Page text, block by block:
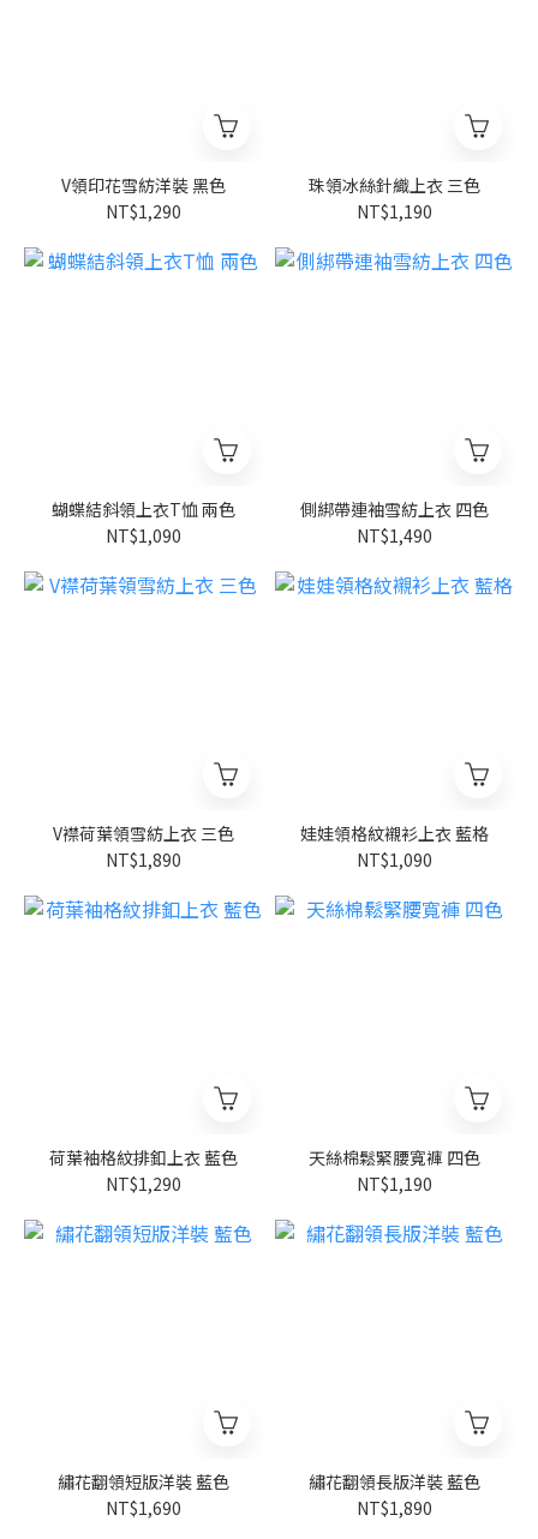
V領印花雪紡洋裝 黑色
NT$1,290
珠領冰絲針織上衣 三色
NT$1,190
蝴蝶結斜領上衣T恤 兩色
NT$1,090
側綁帶連袖雪紡上衣 四色
NT$1,490
V襟荷葉領雪紡上衣 三色
NT$1,890
娃娃領格紋襯衫上衣 藍格
NT$1,090
荷葉袖格紋排釦上衣 藍色
NT$1,290
天絲棉鬆緊腰寬褲 四色
NT$1,190
繡花翻領短版洋裝 藍色
NT$1,690
繡花翻領長版洋裝 藍色
NT$1,890